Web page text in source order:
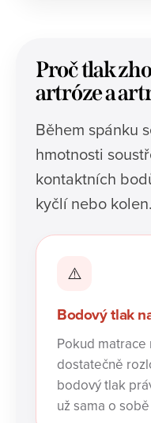
Proč tlak
artróze a
Během spánku
hmotnosti
kontaktních
kyčlí nebo kolen.
⚠️
Bodový tlak
Pokud
dostatečně
bodový tlak
už sama o